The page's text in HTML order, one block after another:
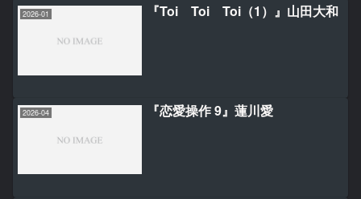
2026-01 『Toi Toi Toi（1）』山田大和
2026-04 『恋愛操作 9』蓮川愛